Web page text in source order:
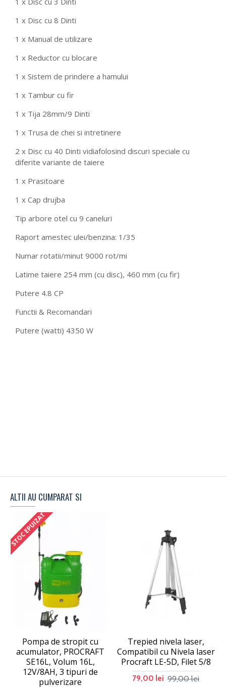
1 x Disc cu 8 Dinti
1 x Manual de utilizare
1 x Reductor cu blocare
1 x Sistem de prindere a hamului
1 x Tambur cu fir
1 x Tija 28mm/9 Dinti
1 x Trusa de chei si intretinere
2 x Disc cu 40 Dinti vidiafolosind discuri speciale cu
diferite variante de taiere
1 x Prasitoare
1 x Cap drujba
Tip arbore otel cu 9 caneluri
Raport amestec ulei/benzina: 1/35
Numar rotatii/minut 9000 rot/mi
Latime taiere 254 mm (cu disc), 460 mm (cu fir)
Putere 4.8 CP
Functii & Recomandari
Putere (watti) 4350 W
ALTII AU CUMPARAT SI
STOC EPUIZAT
Pompa de stropit cu
acumulator, PROCRAFT
SE16L, Volum 16L,
12V/8AH, 3 tipuri de
pulverizare
Trepied nivela laser,
Compatibil cu Nivela laser
Procraft LE-5D, Filet 5/8
79,00 lei 99,00 lei